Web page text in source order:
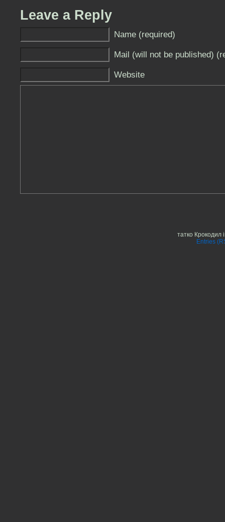
Leave a Reply
Name (required)
Mail (will not be published)
Website
татко
Entries